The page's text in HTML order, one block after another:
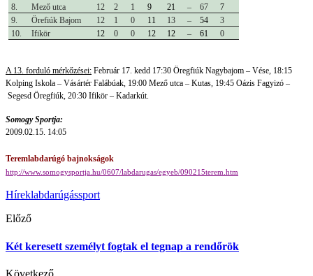
8.
Mező utca 12 2 1 9 21 – 67
7
9.
Örefiúk Bajom 12 1 0 11 13 – 54
3
10.
Ifikör 12 0 0 12 12 – 61 0
A 13. forduló mérkőzései: Február 17. kedd 17:30 Öregfiúk Nagybajom – Vése, 18:15
Kolping Iskola – Vásártér Falábúak, 19:00 Mező utca – Kutas, 19:45 Oázis Fagyizó –
Segesd Öregfiúk, 20:30 Ifikör – Kadarkút.
Somogy Sportja:
2009.02.15. 14:05
Teremlabdarúgó bajnokságok
http://www.somogysportja.hu/0607/labdarugas/egyeb/090215terem.htm
Híreklabdarúgássport
Előző
Két keresett személyt fogtak el tegnap a rendőrök
Következő